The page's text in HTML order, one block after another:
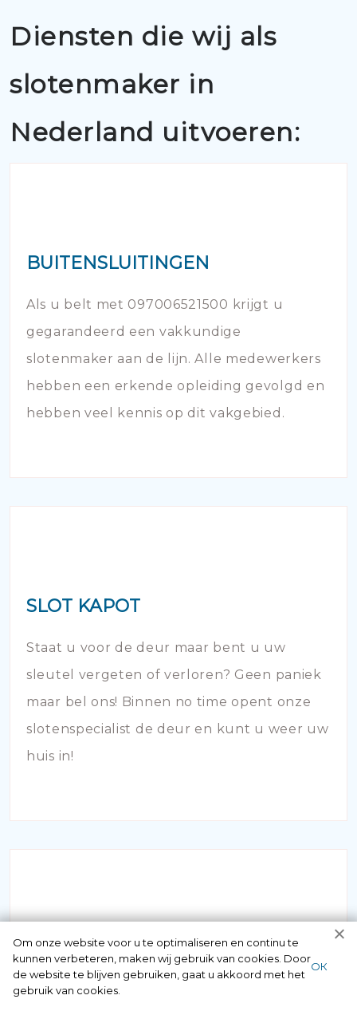
Diensten die wij als
slotenmaker in
Nederland uitvoeren:
BUITENSLUITINGEN
Als u belt met 097006521500 krijgt u
gegarandeerd een vakkundige
slotenmaker aan de lijn. Alle medewerkers
hebben een erkende opleiding gevolgd en
hebben veel kennis op dit vakgebied.
SLOT KAPOT
Staat u voor de deur maar bent u uw
sleutel vergeten of verloren? Geen paniek
maar bel ons! Binnen no time opent onze
slotenspecialist de deur en kunt u weer uw
huis in!
SLOTEN VERVANGEN
Vermoedt u dat uw hang- en sluitwerk aan
Om onze website voor u te optimaliseren en continu te
kunnen verbeteren, maken wij gebruik van cookies. Door
de website te blijven gebruiken, gaat u akkoord met het
gebruik van cookies.
ОК